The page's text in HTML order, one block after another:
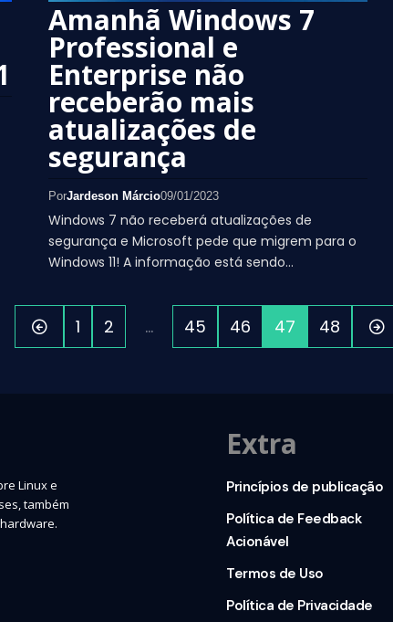
Amanhã Windows 7
Professional e
Enterprise não
receberão mais
atualizações de
segurança
PorJardeson Márcio09/01/2023
Windows 7 não receberá atualizações de
segurança e Microsoft pede que migrem para o
Windows 11! A informação está sendo…
1 2 … 45 46 47 48
Linux e
também
Extra
Princípios de publicação
Política de Feedback
Acionável
Termos de Uso
Política de Privacidade